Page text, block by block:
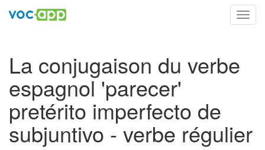
La conjugaison du verbe
espagnol 'parecer'
pretérito imperfecto de
subjuntivo - verbe régulier